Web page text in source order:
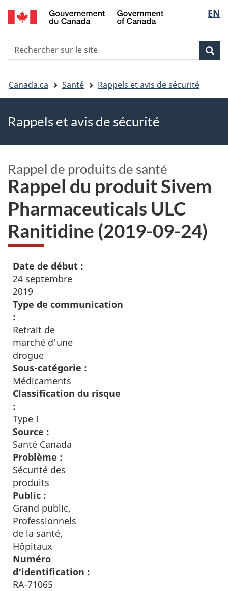
Skip
to
Skip
to
Passer
à
HTML
de
la
EN
Recherche
Vous
êtes
ici
Canada.ca Santé Rappels et avis de sécurité
Rappels et avis de sécurité
Rappel de produits de santé
Rappel du produit Sivem
Pharmaceuticals ULC
Ranitidine (2019-09-24)
Date de début :
24 septembre
2019
Type de communication
:
Retrait de
marché d'une
drogue
Sous-catégorie :
Médicaments
Classification du risque
:
Type I
Source :
Santé Canada
Problème :
Sécurité des
produits
Public :
Grand public,
Professionnels
de la santé,
Hôpitaux
Numéro
d’identification :
RA-71065